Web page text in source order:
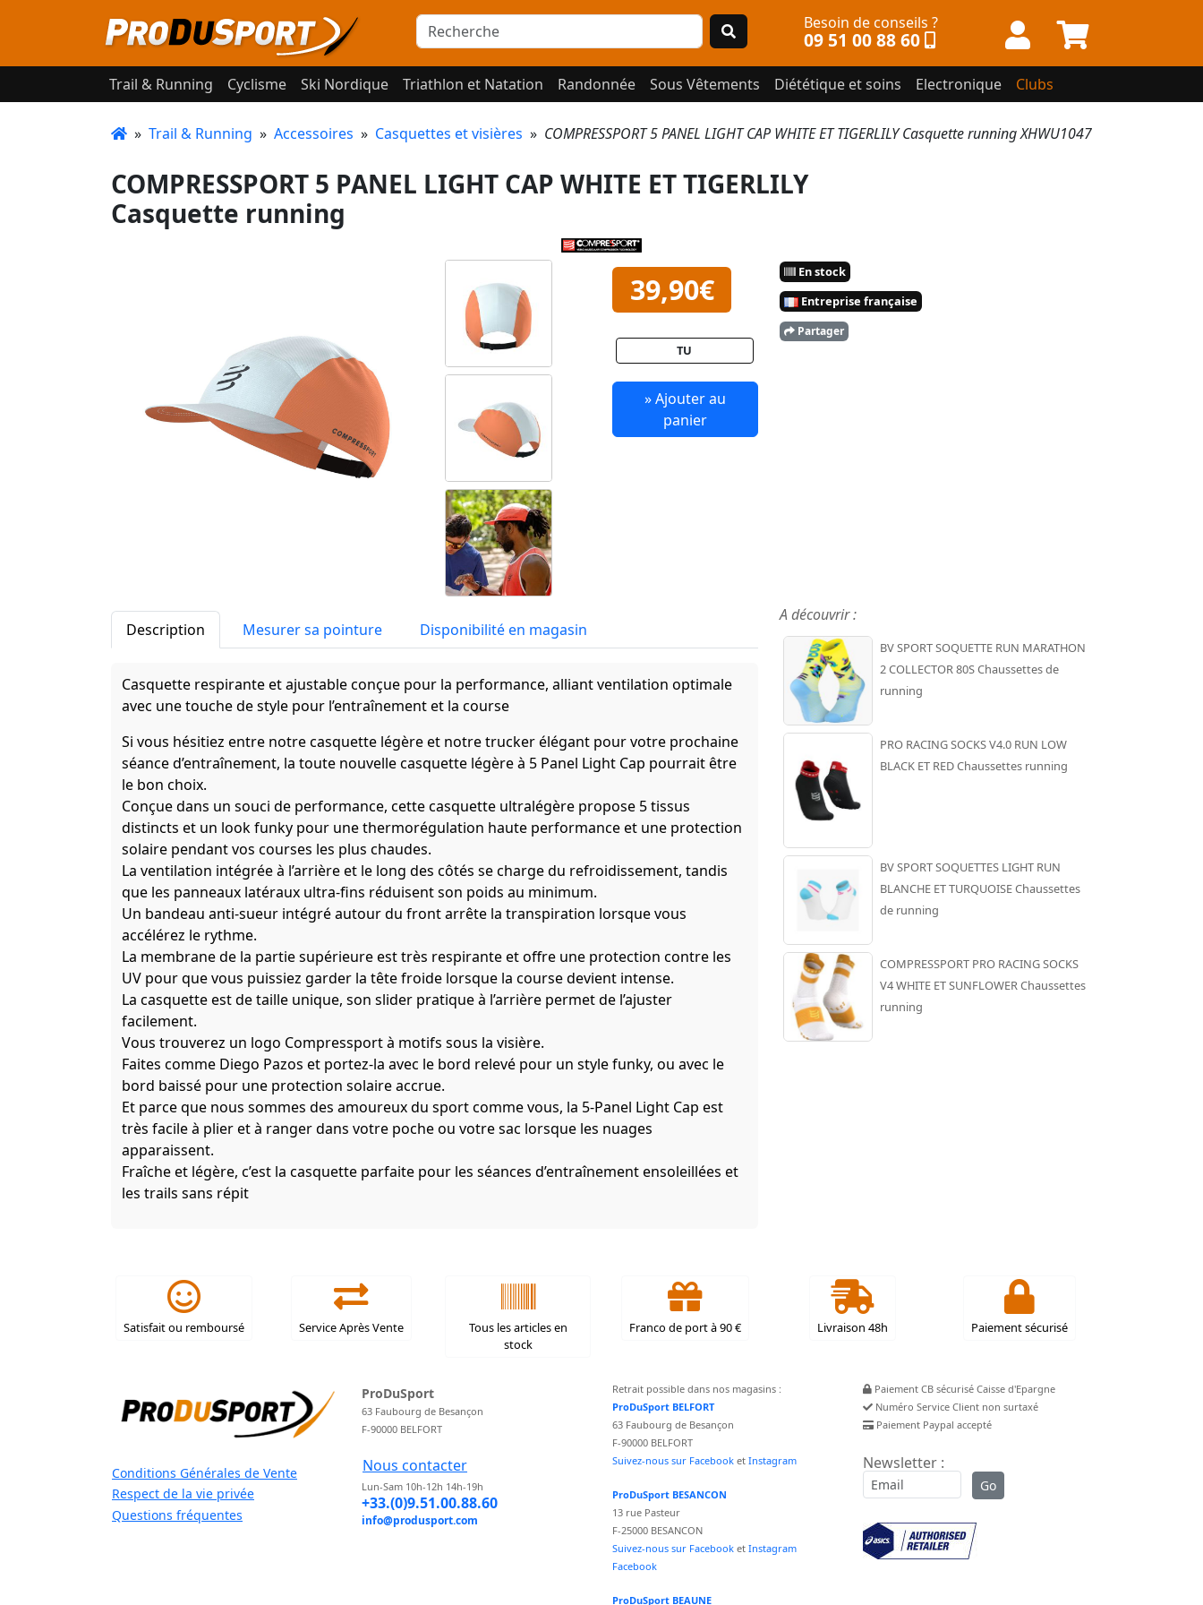
Besoin de conseils ?
09 51 00 88 60
Trail & Running Cyclisme Ski Nordique Triathlon et Natation Randonnée Sous Vêtements Diététique et soins Electronique Clubs
» Trail & Running » Accessoires » Casquettes et visières » COMPRESSPORT 5 PANEL LIGHT CAP WHITE ET TIGERLILY Casquette running XHWU1047
COMPRESSPORT 5 PANEL LIGHT CAP WHITE ET TIGERLILY
Casquette running
39,90€
TU
» Ajouter au
panier
En stock
Entreprise française
Partager
Description Mesurer sa pointure Disponibilité en magasin
Casquette respirante et ajustable conçue pour la performance, alliant ventilation optimale
avec une touche de style pour l’entraînement et la course
Si vous hésitiez entre notre casquette légère et notre trucker élégant pour votre prochaine
séance d’entraînement, la toute nouvelle casquette légère à 5 Panel Light Cap pourrait être
le bon choix.
Conçue dans un souci de performance, cette casquette ultralégère propose 5 tissus
distincts et un look funky pour une thermorégulation haute performance et une protection
solaire pendant vos courses les plus chaudes.
La ventilation intégrée à l’arrière et le long des côtés se charge du refroidissement, tandis
que les panneaux latéraux ultra-fins réduisent son poids au minimum.
Un bandeau anti-sueur intégré autour du front arrête la transpiration lorsque vous
accélérez le rythme.
La membrane de la partie supérieure est très respirante et offre une protection contre les
UV pour que vous puissiez garder la tête froide lorsque la course devient intense.
La casquette est de taille unique, son slider pratique à l’arrière permet de l’ajuster
facilement.
Vous trouverez un logo Compressport à motifs sous la visière.
Faites comme Diego Pazos et portez-la avec le bord relevé pour un style funky, ou avec le
bord baissé pour une protection solaire accrue.
Et parce que nous sommes des amoureux du sport comme vous, la 5-Panel Light Cap est
très facile à plier et à ranger dans votre poche ou votre sac lorsque les nuages
apparaissent.
Fraîche et légère, c’est la casquette parfaite pour les séances d’entraînement ensoleillées et
les trails sans répit
A découvrir :
BV SPORT SOQUETTE RUN MARATHON
2 COLLECTOR 80S Chaussettes de
running
PRO RACING SOCKS V4.0 RUN LOW
BLACK ET RED Chaussettes running
BV SPORT SOQUETTES LIGHT RUN
BLANCHE ET TURQUOISE Chaussettes
de running
COMPRESSPORT PRO RACING SOCKS
V4 WHITE ET SUNFLOWER Chaussettes
running
Satisfait ou remboursé Service Après Vente
Tous les articles en
stock
Franco de port à 90 € Livraison 48h Paiement sécurisé
Conditions Générales de Vente
Respect de la vie privée
Questions fréquentes
ProDuSport
63 Faubourg de Besançon
F-90000 BELFORT
Nous contacter
Lun-Sam 10h-12h 14h-19h
+33.(0)9.51.00.88.60
info@produsport.com
Retrait possible dans nos magasins :
ProDuSport BELFORT
63 Faubourg de Besançon
F-90000 BELFORT
Suivez-nous sur Facebook et Instagram
ProDuSport BESANCON
13 rue Pasteur
F-25000 BESANCON
Suivez-nous sur Facebook et Instagram
Facebook
ProDuSport BEAUNE
Paiement CB sécurisé Caisse d'Epargne
Numéro Service Client non surtaxé
Paiement Paypal accepté
Newsletter :